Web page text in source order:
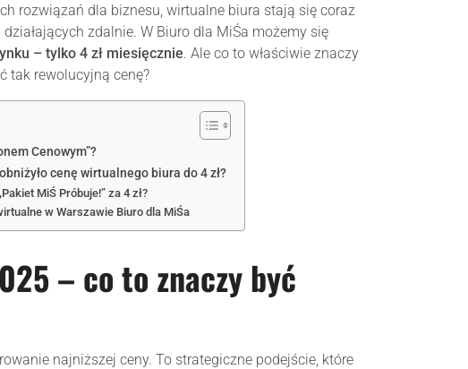
rozwiązań dla biznesu, wirtualne biura stają się coraz
zdalnie. W Biuro dla MiŚa możemy się
– tylko 4 zł miesięcznie. Ale co to właściwie znaczy
tak rewolucyjną cenę?
Cenowym”?
cenę wirtualnego biura do 4 zł?
MiŚ Próbuje!” za 4 zł?
w Warszawie Biuro dla MiŚa
– co to znaczy być
najniższej ceny. To strategiczne podejście, które